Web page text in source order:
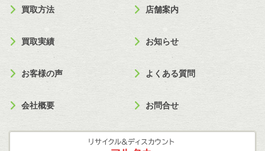
買取方法 店舗案内
買取実績 お知らせ
お客様の声 よくある質問
会社概要 お問合せ